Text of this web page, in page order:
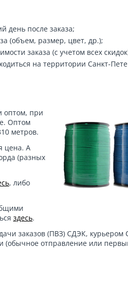
день после заказа;
(объем, размер, цвет, др.);
заказа (с учетом всех
на территории Санкт-
оптом, при
Оптом
метров.
цена. А
(разных
, либо
здесь.
заказов (ПВЗ) СДЭК, курьером
(обычное отправление или